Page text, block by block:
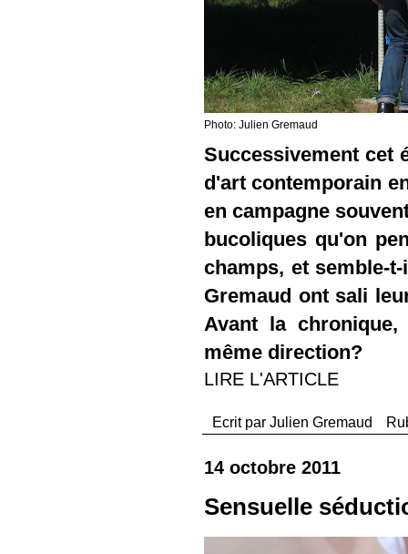
Photo: Julien Gremaud
Successivement cet
d'art contemporain
en campagne
bucoliques qu'on
champs, et semble-
Gremaud ont sali
Avant la
même direction?
LIRE L'ARTICLE
Ecrit parJulien Gremaud
14 octobre 2011
Sensuelle